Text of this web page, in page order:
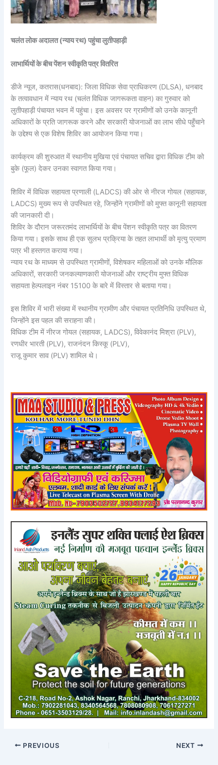
चलंत लोक अदालत (न्याय रथ) पहुंचा लुतीपहाड़ी
लाभार्थियों के बीच पेंशन स्वीकृति पत्र वितरित
​डीजे न्यूज, कतरास(धनबाद): जिला विधिक सेवा प्राधिकरण (DLSA), धनबाद
के तत्वावधान में न्याय रथ (चलंत विधिक जागरूकता वाहन) का गुरुवार को
लुतीपहाड़ी पंचायत भवन में पहुंचा। इस अवसर पर ग्रामीणों को उनके कानूनी
अधिकारों के प्रति जागरूक करने और सरकारी योजनाओं का लाभ सीधे पहुँचाने
के उद्देश्य से एक विशेष शिविर का आयोजन किया गया।
कार्यक्रम की शुरुआत में स्थानीय मुखिया एवं पंचायत सचिव द्वारा विधिक टीम को
बुके (फूल) देकर उनका स्वागत किया गया।
शिविर में विधिक सहायता प्रणाली (LADCS) की ओर से नीरज गोयल (सहायक,
LADCS) मुख्य रूप से उपस्थित रहे, जिन्होंने ग्रामीणों को मुफ्त कानूनी सहायता
की जानकारी दी।
शिविर के दौरान जरूरतमंद लाभार्थियों के बीच पेंशन स्वीकृति पत्र का वितरण
किया गया। इसके साथ ही एक सुलभ प्रक्रिया के तहत लाभार्थी को मृत्यु प्रमाण
पत्र भी हस्तगत कराया गया।
न्याय रथ के माध्यम से उपस्थित ग्रामीणों, विशेषकर महिलाओं को उनके मौलिक
अधिकारों, सरकारी जनकल्याणकारी योजनाओं और राष्ट्रीय मुफ्त विधिक
सहायता हेल्पलाइन नंबर 15100 के बारे में विस्तार से बताया गया।
​इस शिविर में भारी संख्या में स्थानीय ग्रामीण और पंचायत प्रतिनिधि उपस्थित थे,
जिन्होंने इस पहल की सराहना की।
विधिक टीम में नीरज गोयल (सहायक, LADCS), विवेकानंद मिश्रा (PLV),
रणधीर भारती (PLV), राजनंदन किस्कू (PLV),
​राजू कुमार साव (PLV) शामिल थे।
PREVIOUS NEXT